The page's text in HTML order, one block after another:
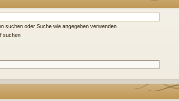
suchen oder Suche wie angegeben verwenden
suchen